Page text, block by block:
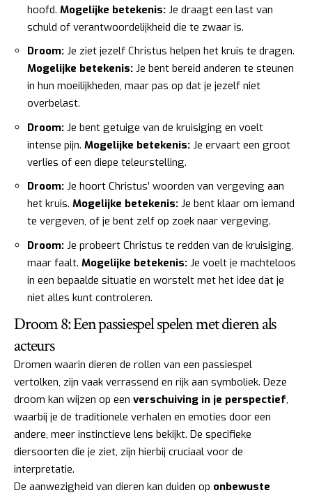
hoofd. Mogelijke betekenis: Je draagt een last van
schuld of verantwoordelijkheid die te zwaar is.
Droom: Je ziet jezelf Christus helpen het kruis te dragen.
Mogelijke betekenis: Je bent bereid anderen te steunen
in hun moeilijkheden, maar pas op dat je jezelf niet
overbelast.
Droom: Je bent getuige van de kruisiging en voelt
intense pijn. Mogelijke betekenis: Je ervaart een groot
verlies of een diepe teleurstelling.
Droom: Je hoort Christus’ woorden van vergeving aan
het kruis. Mogelijke betekenis: Je bent klaar om iemand
te vergeven, of je bent zelf op zoek naar vergeving.
Droom: Je probeert Christus te redden van de kruisiging,
maar faalt. Mogelijke betekenis: Je voelt je machteloos
in een bepaalde situatie en worstelt met het idee dat je
niet alles kunt controleren.
Droom 8: Een passiespel spelen met dieren als
acteurs
Dromen waarin dieren de rollen van een passiespel
vertolken, zijn vaak verrassend en rijk aan symboliek. Deze
droom kan wijzen op een verschuiving in je perspectief,
waarbij je de traditionele verhalen en emoties door een
andere, meer instinctieve lens bekijkt. De specifieke
diersoorten die je ziet, zijn hierbij cruciaal voor de
interpretatie.
De aanwezigheid van dieren kan duiden op onbewuste